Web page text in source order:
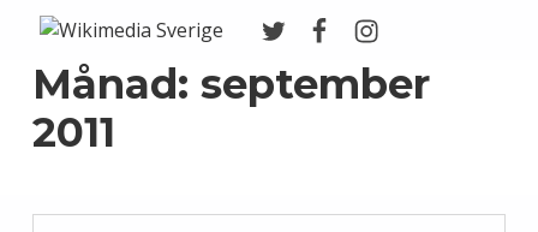
Månad: september
2011